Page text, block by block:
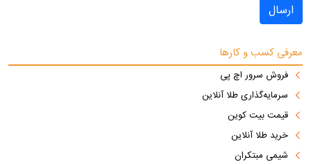
ارسال
معرفی کسب و کارها
فروش سرور اچ پی
سرمایه‌گذاری طلا آنلاین
قیمت بیت کوین
خرید طلا آنلاین
شیمی مبتکران